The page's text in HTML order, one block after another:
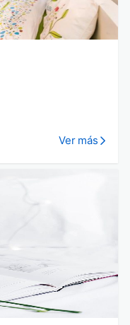
Ver más